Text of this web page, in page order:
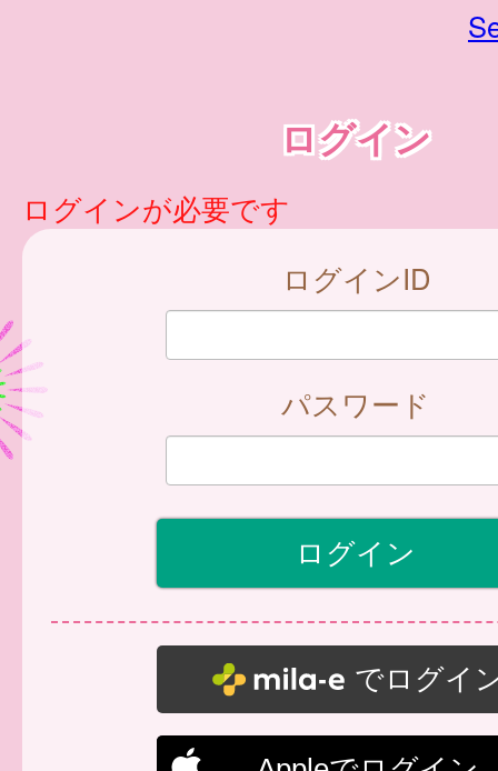
ログイン
ログインが必要です
ログインID
パスワード
でログイ